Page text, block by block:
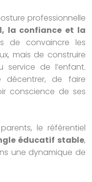
professionnelle
la confiance et la
de convaincre les
mais de construire
de l’enfant.
décentrer, de faire
conscience de ses
le référentiel
éducatif stable,
une dynamique de